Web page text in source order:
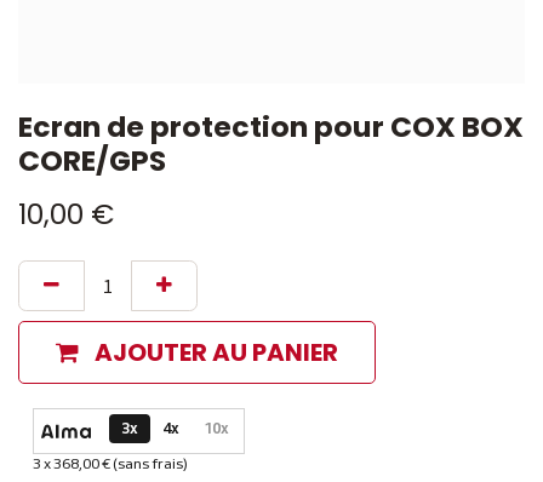
Ecran de protection pour COX BOX
CORE/GPS
10,00 €
AJOUTER AU PANIER
Options de paiement disponibles
3x 4x 10x
Informations sur le plan de paiement sélectionné
3 x 368,00 € (sans frais)